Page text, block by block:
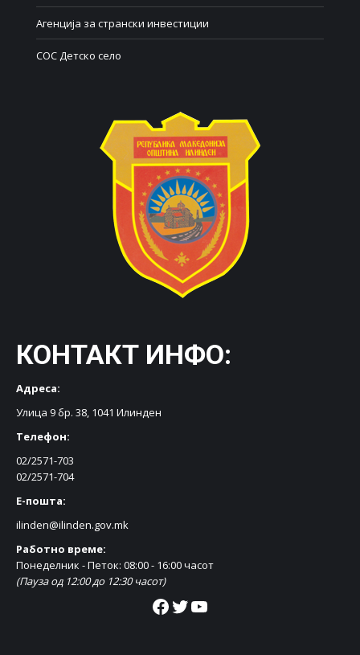
Агенција за странски инвестиции
СОС Детско село
КОНТАКТ ИНФО:
Адреса:
Улица 9 бр. 38, 1041 Илинден
Телефон:
02/2571-703
02/2571-704
Е-пошта:
ilinden@ilinden.gov.mk
Работно време:
Понеделник - Петок: 08:00 - 16:00 часот
(Пауза од 12:00 до 12:30 часот)
Facebook Twitter YouTube